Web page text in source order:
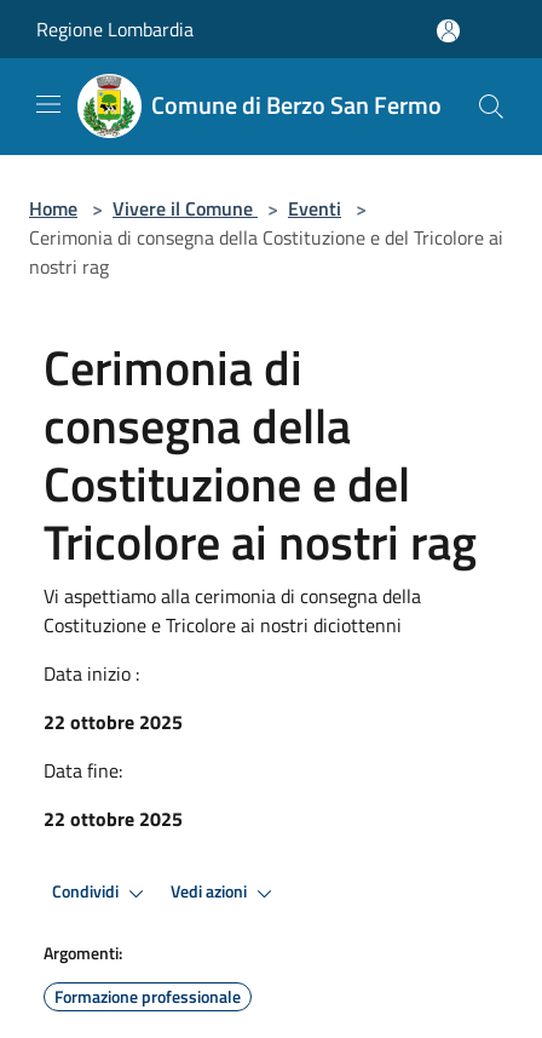
Regione Lombardia
Comune di Berzo San Fermo
Home > Vivere il Comune > Eventi >
Cerimonia di consegna della Costituzione e del Tricolore ai
nostri rag
Cerimonia di
consegna della
Costituzione e del
Tricolore ai nostri rag
Vi aspettiamo alla cerimonia di consegna della
Costituzione e Tricolore ai nostri diciottenni
Data inizio :
22 ottobre 2025
Data fine:
22 ottobre 2025
Condividi Vedi azioni
Argomenti:
Formazione professionale